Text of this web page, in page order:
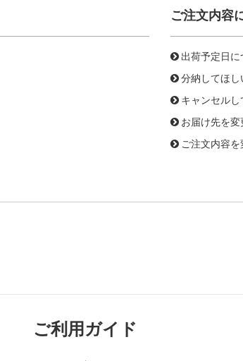
ご注文内容
出荷予定日に
分納してほし
キャンセルし
お届け先を
ご注文内容
ご利用ガイド